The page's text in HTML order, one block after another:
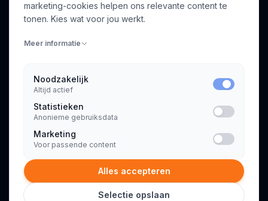
Voor opdrachtgevers
INFORMATIE
Algemene voorwaarden
Privacyverklaring
© 2026 Consultant.nl. Alle rechten voorbehouden.
marketing-cookies helpen ons relevante content te
tonen. Kies wat voor jou werkt.
Meer informatie
Noodzakelijk
Altijd actief
Statistieken
Anonieme gebruiksdata
Marketing
Voor passende content
Alles accepteren
Selectie opslaan